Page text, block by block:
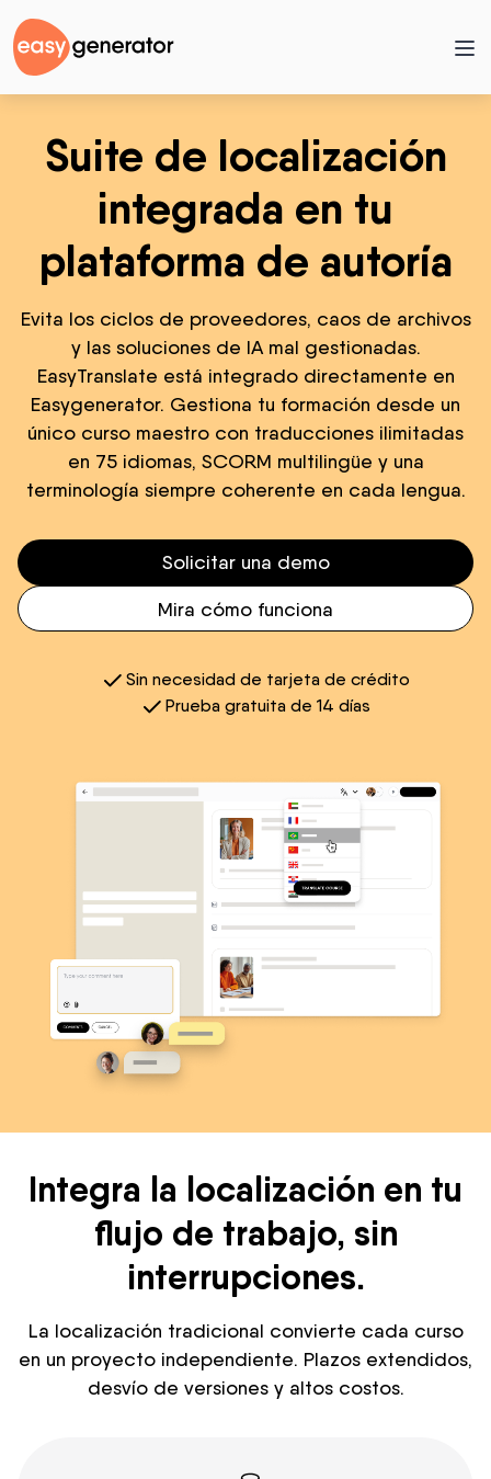
Suite de localización
integrada en tu
plataforma de autoría
Evita los ciclos de proveedores, caos de archivos
y las soluciones de IA mal gestionadas.
EasyTranslate está integrado directamente en
Easygenerator. Gestiona tu formación desde un
único curso maestro con traducciones ilimitadas
en 75 idiomas, SCORM multilingüe y una
terminología siempre coherente en cada lengua.
Solicitar una demo
Mira cómo funciona
Sin necesidad de tarjeta de crédito
Prueba gratuita de 14 días
Integra la localización en tu
flujo de trabajo, sin
interrupciones.
La localización tradicional convierte cada curso
en un proyecto independiente. Plazos extendidos,
desvío de versiones y altos costos.